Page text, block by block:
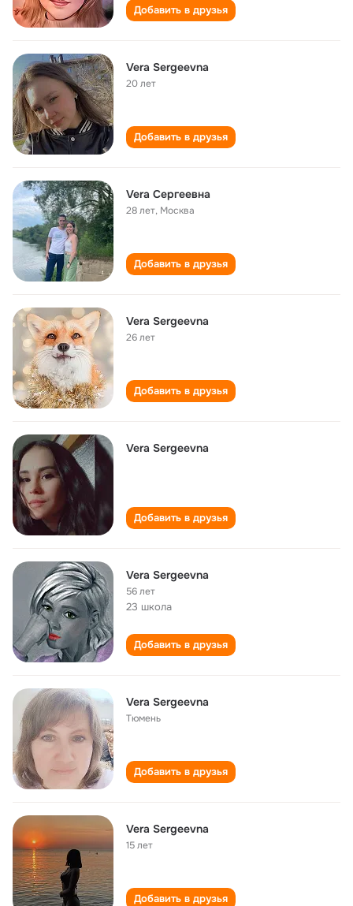
Добавить в друзья
Vera Sergeevna
20 лет
Добавить в друзья
Vera Сергеевна
28 лет, Москва
Добавить в друзья
Vera Sergeevna
26 лет
Добавить в друзья
Vera Sergeevna
Добавить в друзья
Vera Sergeevna
56 лет
23 школа
Добавить в друзья
Vera Sergeevna
Тюмень
Добавить в друзья
Vera Sergeevna
15 лет
Добавить в друзья